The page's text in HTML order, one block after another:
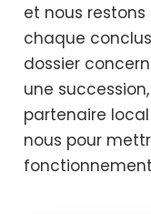
et nous
chaque
dossier
une
partenaire
nous pour